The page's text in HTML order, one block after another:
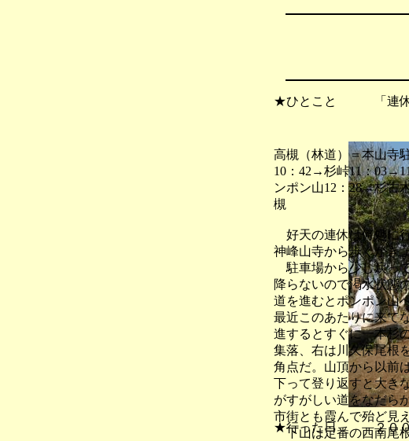
★ひとこと 「連休中
★行った日 ２００
高槻（林道）＝本山寺
10：42→杉峠11：
ンポン山12：28→杉古
槻
好天の連休は何処に
神峰山寺から歩くがき
駐車場から少し戻っ
降らないので渇水状態
道を進むとポンポン山
最近このあたりに来て
進するとすぐに一本杉
集落、右は川久保尾根
角点だ。山頂から以前
下って登り返すと大き
がすがしい道をなだら
市街とも霞んで殆ど見
下山は定番の西南尾